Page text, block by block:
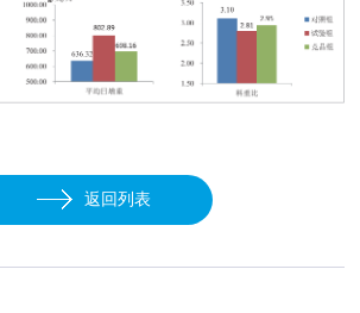
返回列表